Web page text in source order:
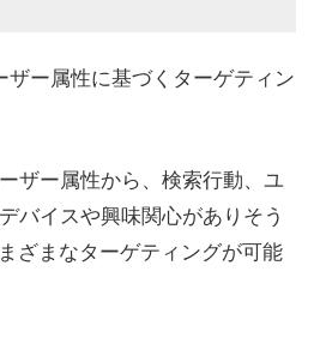
ー属性に基づくターゲティン
ザー属性から、検索行動、ユ
バイスや興味関心がありそう
ざまなターゲティングが可能